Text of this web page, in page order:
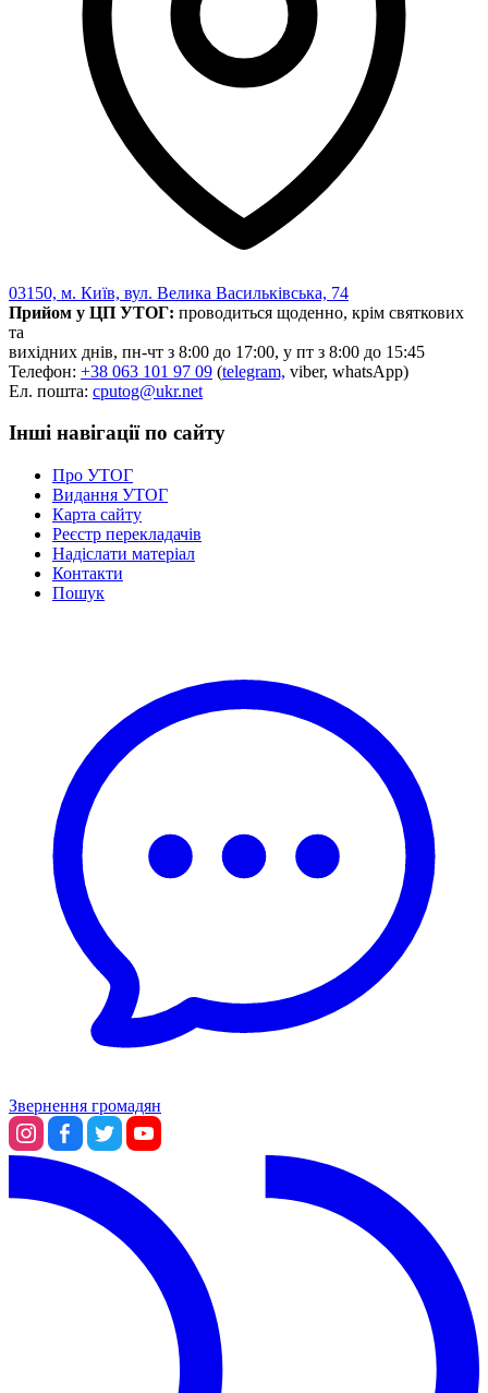
03150, м. Київ, вул. Велика Васильківська, 74
Прийом у ЦП УТОГ: проводиться щоденно, крім святкових
та
вихідних днів, пн-чт з 8:00 до 17:00, у пт з 8:00 до 15:45
Телефон: +38 063 101 97 09 (telegram, viber, whatsApp)
Ел. пошта: cputog@ukr.net
Інші навігації по сайту
Про УТОГ
Видання УТОГ
Карта сайту
Реєстр перекладачів
Надіслати матеріал
Контакти
Пошук
Звернення громадян